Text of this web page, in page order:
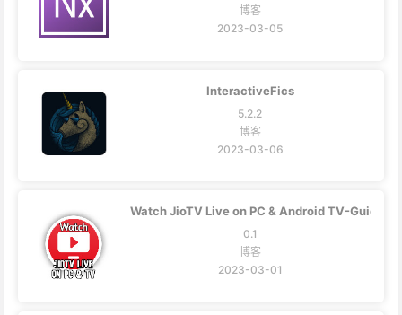
博客
2023-03-05
InteractiveFics
5.2.2
博客
2023-03-06
Watch JioTV Live on PC & Android TV-Guide
0.1
博客
2023-03-01